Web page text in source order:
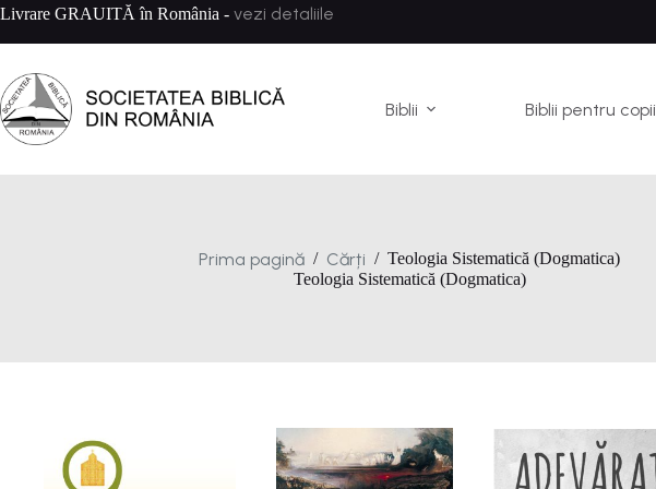
Sari
conținut
Livrare GRAUITĂ în România - vezi detaliile
Biblii Biblii pentru copii
Prima pagină / Cărți / Teologia Sistematică (Dogmatica)
Teologia Sistematică (Dogmatica)